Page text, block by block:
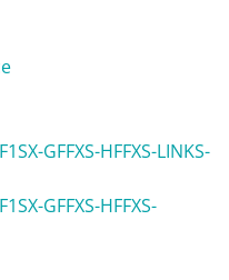
GFFXS-HFFXS-LINKS-
GFFXS-HFFXS-